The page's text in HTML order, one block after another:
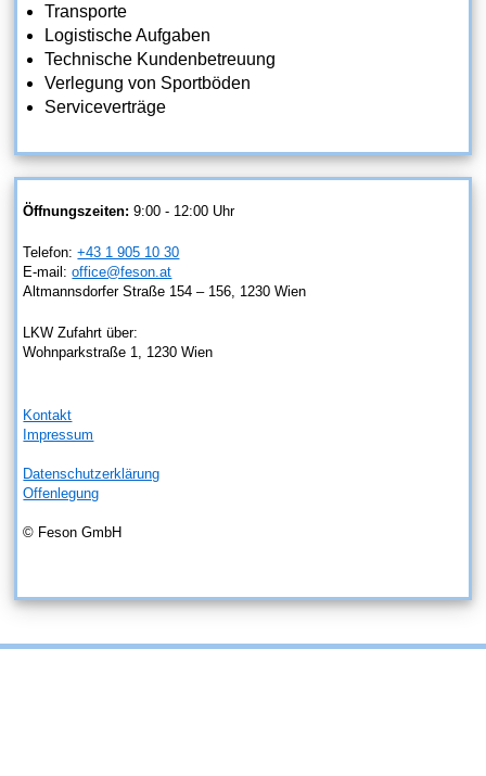
Transporte
Logistische Aufgaben
Technische Kundenbetreuung
Verlegung von Sportböden
Serviceverträge
Öffnungszeiten: 9:00 - 12:00 Uhr
Telefon:+43 1 905 10 30
E-mail:office@feson.at
Altmannsdorfer Straße 154 – 156, 1230 Wien
LKW Zufahrt über:
Wohnparkstraße 1, 1230 Wien
Kontakt
Impressum
Datenschutzerklärung
Offenlegung
© Feson GmbH